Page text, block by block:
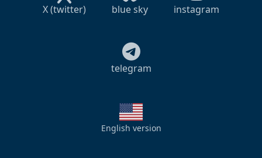
X (twitter) blue sky instagram
telegram
English version